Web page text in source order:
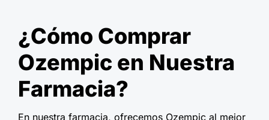
¿Cómo Comprar
Ozempic en Nuestra
Farmacia?
En nuestra farmacia, ofrecemos Ozempic al mejor